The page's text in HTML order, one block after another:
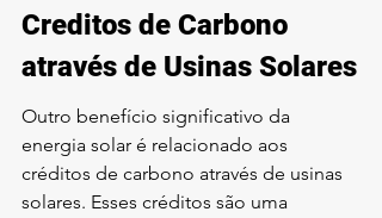
Creditos de Carbono
através de Usinas Solares
Outro benefício significativo da
energia solar é relacionado aos
créditos de carbono através de usinas
solares. Esses créditos são uma